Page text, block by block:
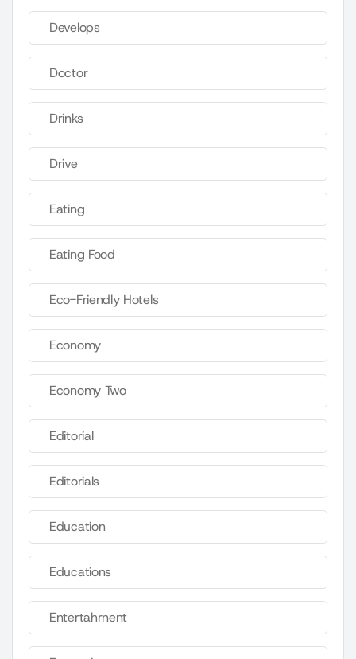
Develops
Doctor
Drinks
Drive
Eating
Eating Food
Eco-Friendly Hotels
Economy
Economy Two
Editorial
Editorials
Education
Educations
Entertahrnent